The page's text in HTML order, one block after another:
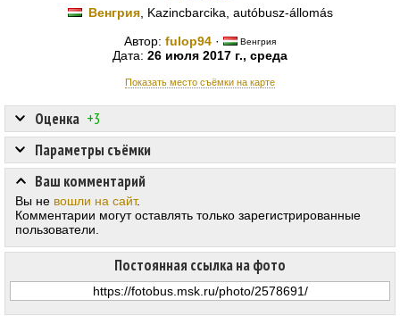
Венгрия, Kazincbarcika, autóbusz-állomás
Автор: fulop94 · Венгрия
Дата: 26 июля 2017 г., среда
Показать место съёмки на карте
Оценка +3
Постоянная ссылка на фото
Параметры съёмки
Ваш комментарий
Вы не вошли на сайт.
Комментарии могут оставлять только зарегистрированные
пользователи.